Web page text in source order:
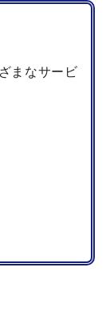
まなサービ